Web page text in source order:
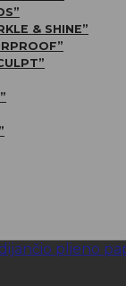
& SHINE”
plieno